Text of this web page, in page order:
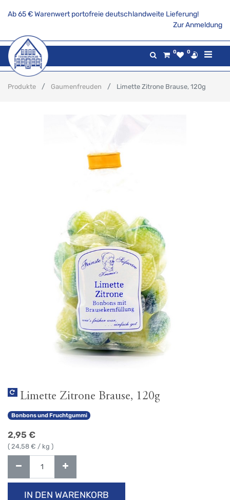
Ab 65 € Warenwert portofreie deutschlandweite Lieferung!
Zur Anmeldung
0 0
Produkte Gaumenfreuden Limette Zitrone Brause, 120g
Limette Zitrone Brause, 120g
Bonbons und Fruchtgummi
2,95 €
( 24,58 € / kg )
IN DEN WARENKORB